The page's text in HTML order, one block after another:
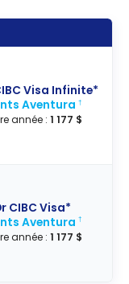
Visa Infinite*
Aventura†
année : 1 177 $
CIBC Visa*
Aventura†
année : 1 177 $